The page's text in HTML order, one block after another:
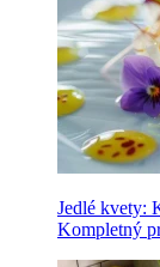
Jedlé kvety:
Kompletný